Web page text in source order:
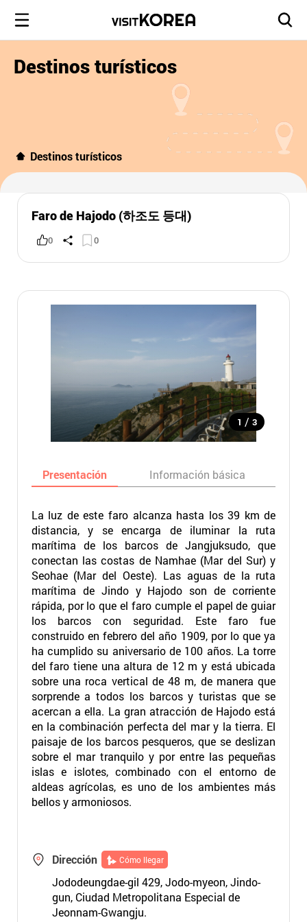
Destinos turísticos
Destinos turísticos
Faro de Hajodo (하조도 등대)
0 0
1 / 3
Presentación Información básica
La luz de este faro alcanza hasta los 39 km de
distancia, y se encarga de iluminar la ruta
marítima de los barcos de Jangjuksudo, que
conectan las costas de Namhae (Mar del Sur) y
Seohae (Mar del Oeste). Las aguas de la ruta
marítima de Jindo y Hajodo son de corriente
rápida, por lo que el faro cumple el papel de guiar
los barcos con seguridad. Este faro fue
construido en febrero del año 1909, por lo que ya
ha cumplido su aniversario de 100 años. La torre
del faro tiene una altura de 12 m y está ubicada
sobre una roca vertical de 48 m, de manera que
sorprende a todos los barcos y turistas que se
acercan a ella. La gran atracción de Hajodo está
en la combinación perfecta del mar y la tierra. El
paisaje de los barcos pesqueros, que se deslizan
sobre el mar tranquilo y por entre las pequeñas
islas e islotes, combinado con el entorno de
aldeas agrícolas, es uno de los ambientes más
bellos y armoniosos.
Dirección Cómo llegar
Jododeungdae-gil 429, Jodo-myeon, Jindo-
gun, Ciudad Metropolitana Especial de
Jeonnam-Gwangju.